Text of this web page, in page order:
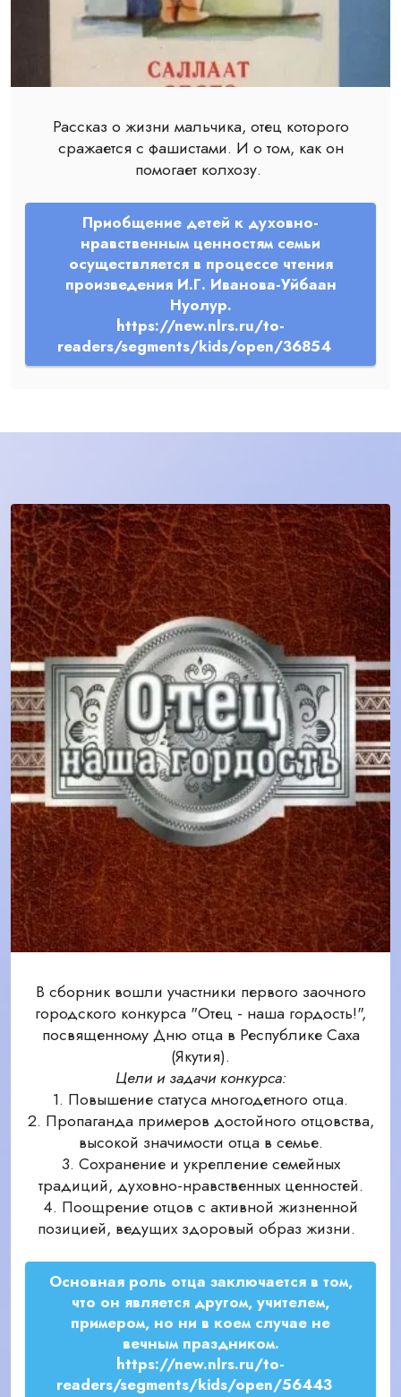
Рассказ о жизни мальчика, отец которого
сражается с фашистами. И о том, как он
помогает колхозу.
Приобщение детей к духовно-
нравственным ценностям семьи
осуществляется в процессе чтения
произведения И.Г. Иванова-Уйбаан
Нуолур.
https://new.nlrs.ru/to-
readers/segments/kids/open/36854
В сборник вошли участники первого заочного
городского конкурса "Отец - наша гордость!",
посвященному Дню отца в Республике Саха
(Якутия).
Цели и задачи конкурса:
1. Повышение статуса многодетного отца.
2. Пропаганда примеров достойного отцовства,
высокой значимости отца в семье.
3. Сохранение и укрепление семейных
традиций, духовно-нравственных ценностей.
4. Поощрение отцов с активной жизненной
позицией, ведущих здоровый образ жизни.
Основная роль отца заключается в том,
что он является другом, учителем,
примером, но ни в коем случае не
вечным праздником.
https://new.nlrs.ru/to-
readers/segments/kids/open/56443